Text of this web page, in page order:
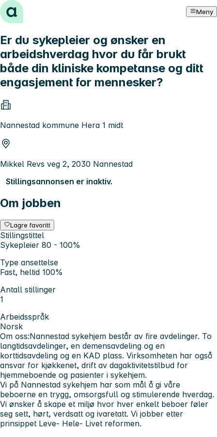
Hopp til innhold Meny
Er du sykepleier og ønsker en
arbeidshverdag hvor du får brukt
både din kliniske kompetanse og ditt
engasjement for mennesker?
Nannestad kommune Hera 1 midt
Mikkel Revs veg 2, 2030 Nannestad
Stillingsannonsen er inaktiv.
Om jobben
Lagre favoritt
Stillingstittel
Sykepleier 80 - 100%
Type ansettelse
Fast, heltid 100%
Antall stillinger
1
Arbeidsspråk
Norsk
Om oss:Nannestad sykehjem består av fire avdelinger. To
langtidsavdelinger, en demensavdeling og en
korttidsavdeling og en KAD plass. Virksomheten har også
ansvar for kjøkkenet, drift av dagaktivitetstilbud for
hjemmeboende og pasienter i sykehjem.
Vi på Nannestad sykehjem har som mål å gi våre
beboerne en trygg, omsorgsfull og stimulerende hverdag.
Vi ønsker å skape et miljø hvor hver enkelt beboer føler
seg sett, hørt, verdsatt og ivaretatt. Vi jobber etter
prinsippet Leve- Hele- Livet reformen.